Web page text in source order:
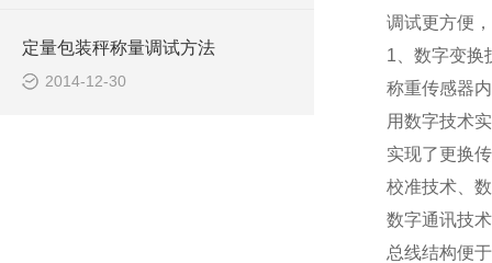
定量包装秤称量调试方法
2014-12-30
调试更方便
1、数字变换
称重传感器
用数字技术
实现了更换
校准技术、
数字通讯技术
总线结构便